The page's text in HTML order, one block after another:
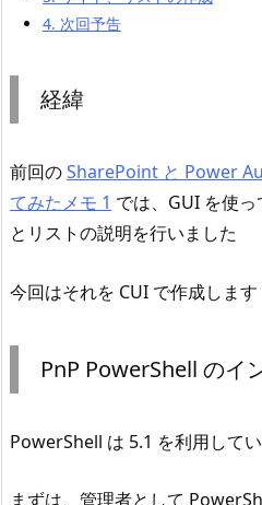
4. 次回予告
経緯
前回のSharePoint と Power
てみたメモ 1 では、GUI を使
とリストの説明を行いました
今回はそれを CUI で作成します
PnP PowerShell のイ
PowerShell は 5.1 を利用して
まずは、管理者として